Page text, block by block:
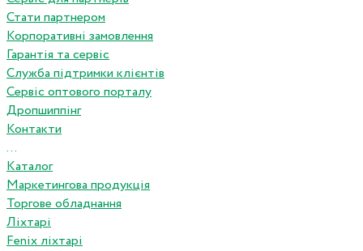
Стати партнером
Корпоративні замовлення
Гарантія та сервіс
Служба підтримки клієнтів
Сервіс оптового порталу
Дропшиппінг
Контакти
...
Каталог
Маркетингова продукція
Торгове обладнання
Ліхтарі
Fenix ліхтарі